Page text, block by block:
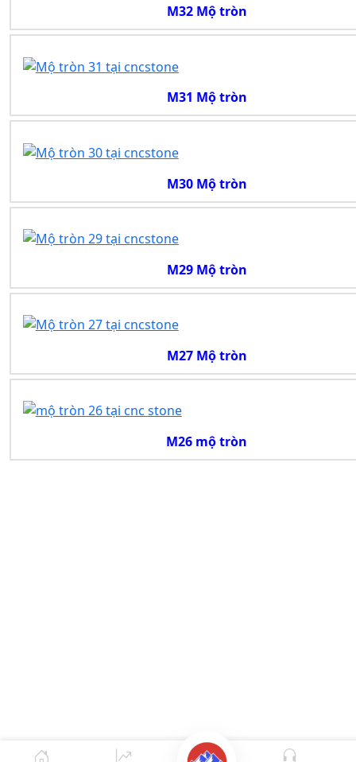
M32 Mộ tròn
M31 Mộ tròn
M30 Mộ tròn
M29 Mộ tròn
M27 Mộ tròn
M26 mộ tròn